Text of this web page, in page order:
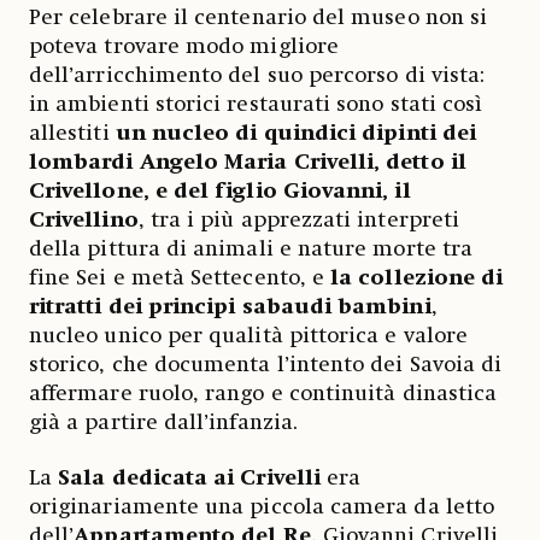
Per celebrare il centenario del museo non si
poteva trovare modo migliore
dell’arricchimento del suo percorso di vista:
in ambienti storici restaurati sono stati così
allestiti un nucleo di quindici dipinti dei
lombardi Angelo Maria Crivelli, detto il
Crivellone, e del figlio Giovanni, il
Crivellino, tra i più apprezzati interpreti
della pittura di animali e nature morte tra
fine Sei e metà Settecento, ela collezione di
ritratti dei principi sabaudi bambini,
nucleo unico per qualità pittorica e valore
storico, che documenta l’intento dei Savoia di
affermare ruolo, rango e continuità dinastica
già a partire dall’infanzia.
La Sala dedicata ai Crivelliera
originariamente una piccola camera da letto